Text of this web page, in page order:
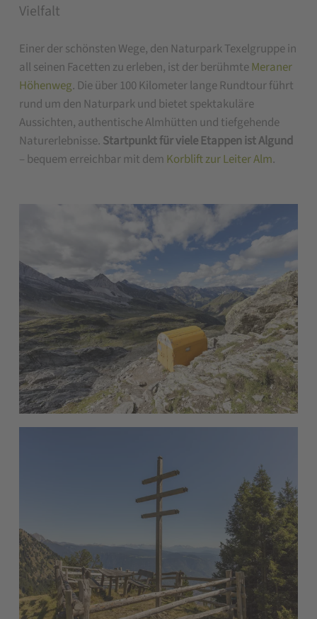
Vielfalt
Einer der schönsten Wege, den Naturpark Texelgruppe in
all seinen Facetten zu erleben, ist der berühmteMeraner
Höhenweg. Die über 100 Kilometer lange Rundtour führt
rund um den Naturpark und bietet spektakuläre
Aussichten, authentische Almhütten und tiefgehende
Naturerlebnisse. Startpunkt für viele Etappen ist Algund
– bequem erreichbar mit dem Korblift zur Leiter Alm.